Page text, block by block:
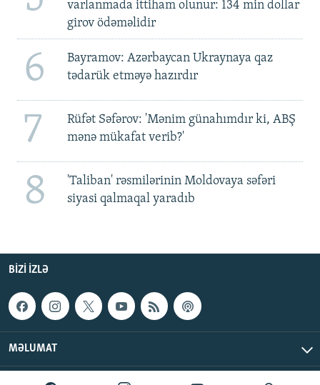
varlanmada ittiham olunur: 134 min dollar
girov ödəməlidir
6
Bayramov: Azərbaycan Ukraynaya qaz
tədarük etməyə hazırdır
7
Rüfət Səfərov: 'Mənim günahımdır ki, ABŞ
mənə mükafat verib?'
8
'Taliban' rəsmilərinin Moldovaya səfəri
siyasi qalmaqal yaradıb
BIZI IZLƏ
MƏLUMAT